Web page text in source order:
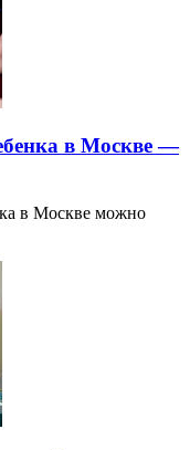
в Москве —
в Москве можно